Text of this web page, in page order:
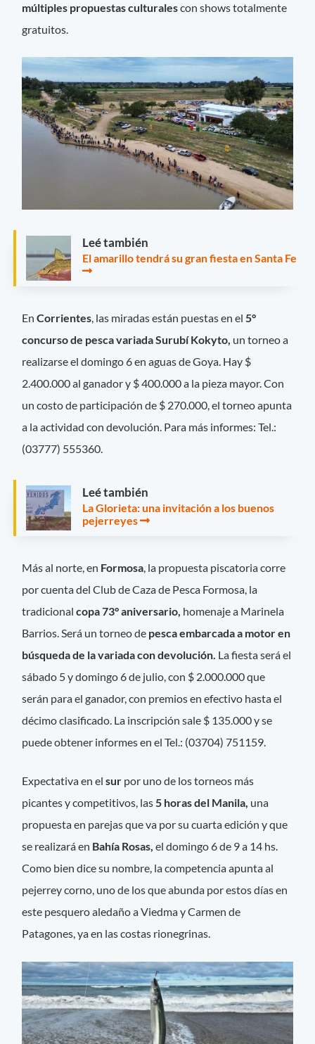
múltiples propuestas culturalescon shows totalmente
gratuitos.
Leé también
El amarillo tendrá su gran fiesta en Santa Fe
EnCorrientes, las miradas están puestas en el5°
concurso de pesca variada Surubí Kokyto, un torneo a
realizarse el domingo 6 en aguas de Goya. Hay $
2.400.000 al ganador y $ 400.000 a la pieza mayor. Con
un costo de participación de $ 270.000, el torneo apunta
a la actividad con devolución. Para más informes: Tel.:
(03777) 555360.
Leé también
La Glorieta: una invitación a los buenos
pejerreyes
Más al norte, en Formosa, la propuesta piscatoria corre
por cuenta del Club de Caza de Pesca Formosa, la
tradicionalcopa 73° aniversario, homenaje a Marinela
Barrios. Será un torneo de pesca embarcada a motor en
búsqueda de la variada con devolución. La fiesta será el
sábado 5 y domingo 6 de julio, con $ 2.000.000 que
serán para el ganador, con premios en efectivo hasta el
décimo clasificado. La inscripción sale $ 135.000 y se
puede obtener informes en el Tel.: (03704) 751159.
Expectativa en elsur por uno de los torneos más
picantes y competitivos, las5 horas del Manila, una
propuesta en parejas que va por su cuarta edición y que
se realizará en Bahía Rosas,el domingo 6 de 9 a 14 hs.
Como bien dice su nombre, la competencia apunta al
pejerrey corno, uno de los que abunda por estos días en
este pesquero aledaño a Viedma y Carmen de
Patagones, ya en las costas rionegrinas.